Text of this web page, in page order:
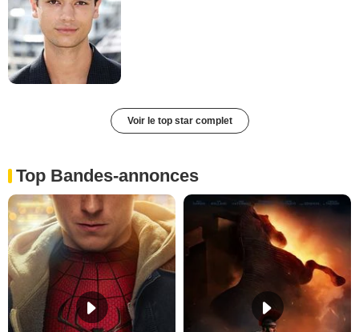
Voir le top star complet
Top Bandes-annonces